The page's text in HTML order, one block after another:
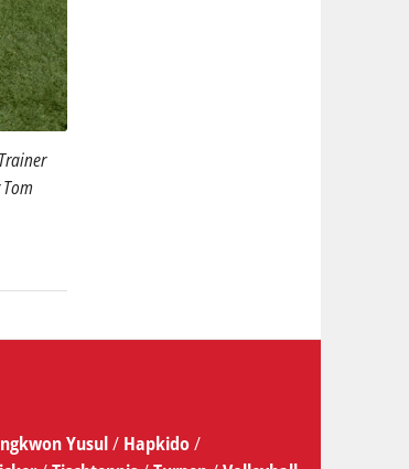
Yusul/ Hapkido/